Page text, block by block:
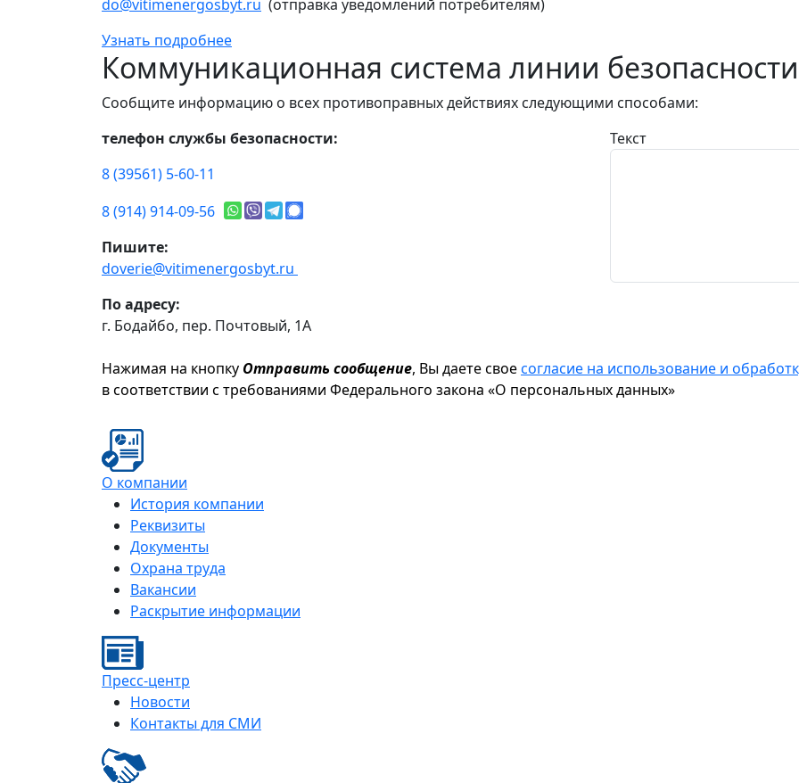
do@vitimenergosbyt.ru (отправка уведомлений потребителям)
Узнать подробнее
Коммуникационная система линии безопасности
Сообщите информацию о всех противоправных действиях следующими способами:
телефон службы безопасности:
8 (39561) 5-60-11
8 (914) 914-09-56
Пишите:
doverie@vitimenergosbyt.ru
По адресу:
г. Бодайбо, пер. Почтовый, 1А
Текст
Нажимая на кнопку Отправить сообщение, Вы даете своесогласие на использование и
в соответствии с требованиями Федерального закона «О персональных данных»
О компании
История компании
Реквизиты
Документы
Охрана труда
Вакансии
Раскрытие информации
Пресс-центр
Новости
Контакты для СМИ